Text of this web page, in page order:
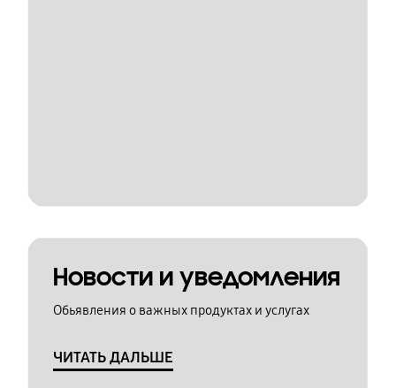
Новости и уведомления
Обьявления о важных продуктах и услугах
ЧИТАТЬ ДАЛЬШЕ